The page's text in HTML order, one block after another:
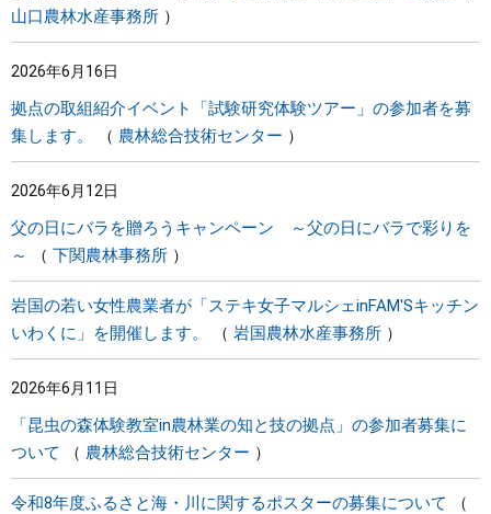
山口農林水産事務所
2026年6月16日
拠点の取組紹介イベント「試験研究体験ツアー」の参加者を募
集します。
農林総合技術センター
2026年6月12日
父の日にバラを贈ろうキャンペーン ～父の日にバラで彩りを
～
下関農林事務所
岩国の若い女性農業者が「ステキ女子マルシェinFAM'Sキッチン
いわくに」を開催します。
岩国農林水産事務所
2026年6月11日
「昆虫の森体験教室in農林業の知と技の拠点」の参加者募集に
ついて
農林総合技術センター
令和8年度ふるさと海・川に関するポスターの募集について